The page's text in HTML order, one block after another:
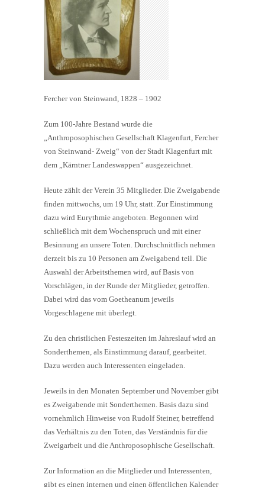
Fercher von Steinwand, 1828 – 1902
Zum 100-Jahre Bestand wurde die
„Anthroposophischen Gesellschaft Klagenfurt, Fercher
von Steinwand- Zweig“ von der Stadt Klagenfurt mit
dem „Kärntner Landeswappen“ ausgezeichnet.
Heute zählt der Verein 35 Mitglieder. Die Zweigabende
finden mittwochs, um 19 Uhr, statt. Zur Einstimmung
dazu wird Eurythmie angeboten. Begonnen wird
schließlich mit dem Wochenspruch und mit einer
Besinnung an unsere Toten. Durchschnittlich nehmen
derzeit bis zu 10 Personen am Zweigabend teil. Die
Auswahl der Arbeitsthemen wird, auf Basis von
Vorschlägen, in der Runde der Mitglieder, getroffen.
Dabei wird das vom Goetheanum jeweils
Vorgeschlagene mit überlegt.
Zu den christlichen Festeszeiten im Jahreslauf wird an
Sonderthemen, als Einstimmung darauf, gearbeitet.
Dazu werden auch Interessenten eingeladen.
Jeweils in den Monaten September und November gibt
es Zweigabende mit Sonderthemen. Basis dazu sind
vornehmlich Hinweise von Rudolf Steiner, betreffend
das Verhältnis zu den Toten, das Verständnis für die
Zweigarbeit und die Anthroposophische Gesellschaft.
Zur Information an die Mitglieder und Interessenten,
gibt es einen internen und einen öffentlichen Kalender